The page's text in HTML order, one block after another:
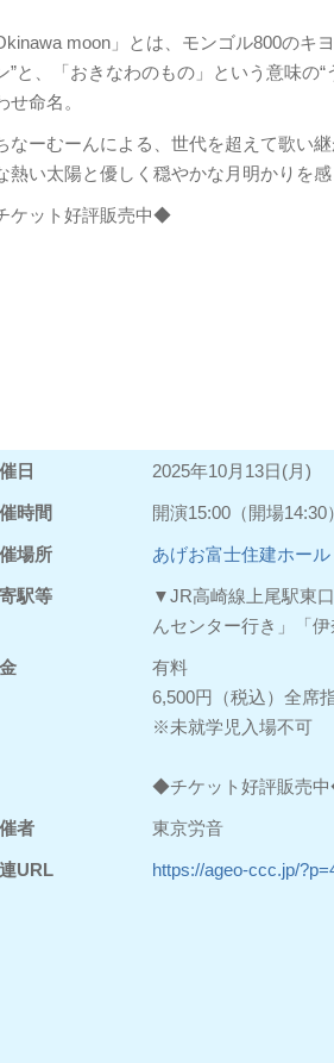
moon」とは、モンゴル800のキ
”と、「おきなわのもの」という意味の“
せ命名。
なーむーんによる、世代を超えて歌い
熱い太陽と優しく穏やかな月明かりを感
ケット好評販売中◆
日 2025年10月13日(月)
時間 開演15:00（開場14:30）
場所 あげお富士住建ホール
駅等
▼JR高崎線上尾駅東
んセンター行き」「
有料
6,500円（税込）全席
※未就学児入場不可
◆チケット好評販売
者 東京労音
URL https://ageo-ccc.jp/